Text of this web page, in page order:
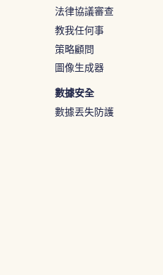
範例 – Python 腳本協助
如何使用
範例 – 查詢除錯
法律協議審查
如何使用
範例 – NDA 條款
教我任何事
如何使用
範例 – 程式設計入門
策略顧問
如何使用
範例 – 員工留任
圖像生成器
如何使用
範例 – 冬季仙境
數據安全
數據丟失防護